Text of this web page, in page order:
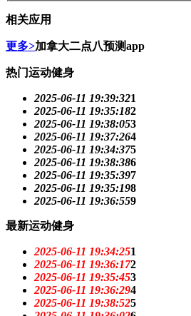
相关应用
更多>加拿大二点八预测app
热门运动健身
2025-06-11 19:39:321
2025-06-11 19:35:182
2025-06-11 19:38:053
2025-06-11 19:37:264
2025-06-11 19:34:375
2025-06-11 19:38:386
2025-06-11 19:35:397
2025-06-11 19:35:198
2025-06-11 19:36:559
最新运动健身
2025-06-11 19:34:251
2025-06-11 19:36:172
2025-06-11 19:35:453
2025-06-11 19:36:294
2025-06-11 19:38:525